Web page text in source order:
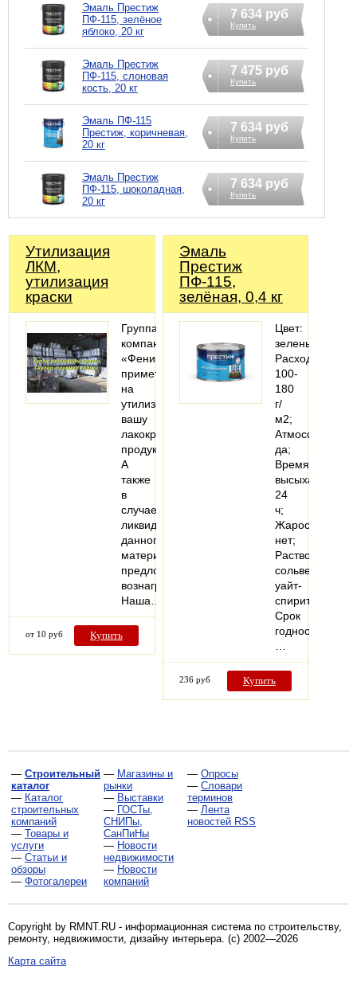
Эмаль Престиж
ПФ-115, зелёное
яблоко, 20 кг
7 634 руб
Купить
Эмаль Престиж
ПФ-115, слоновая
кость, 20 кг
7 475 руб
Купить
Эмаль ПФ-115
Престиж, коричневая,
20 кг
7 634 руб
Купить
Эмаль Престиж
ПФ-115, шоколадная,
20 кг
7 634 руб
Купить
Утилизация
ЛКМ,
утилизация
краски
Группа
компаний
«Феникс»
примет
на
утилизацию
вашу
лакокрасочную
продукцию.
А
также
в
случае
ликвидности
данного
материала
предложит
вознаграждение.
Наша…
от 10 руб Купить
Эмаль
Престиж
ПФ-115,
зелёная, 0,4 кг
Цвет:
зеленый;
Расход:
100-
180
г/
м2;
да;
Время
высыхания:
24
ч;
Жаростойкость:
нет;
Растворитель:
сольвент,
уайт-
спирит;
Срок
годности:
236 руб Купить
— Строительный
каталог
— Каталог
строительных
компаний
— Товары и
услуги
— Статьи и
обзоры
— Фотогалереи
— Магазины и
рынки
— Выставки
— ГОСТы,
СНИПы,
СанПиНы
— Новости
недвижимости
— Новости
компаний
— Опросы
— Словари
терминов
— Лента
новостей RSS
Copyright by RMNT.RU - информационная система по строительству,
ремонту, недвижимости, дизайну интерьера . (c) 2002—2026
Карта сайта